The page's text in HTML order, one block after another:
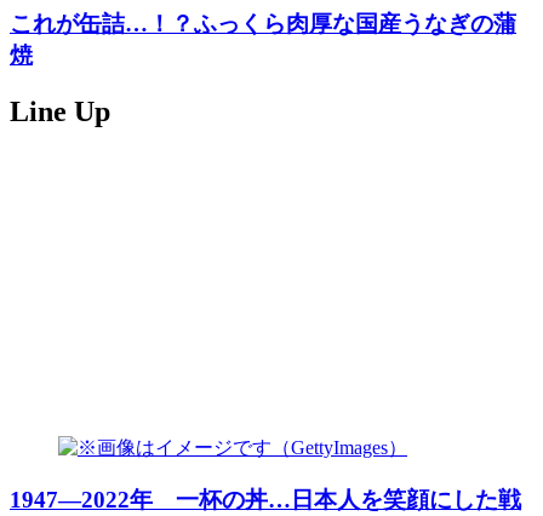
これが缶詰…！？ふっくら肉厚な国産うなぎの蒲
焼
Line Up
1947―2022年 一杯の丼…日本人を笑顔にした戦